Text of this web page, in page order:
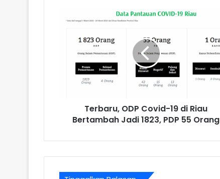
Terbaru, ODP Covid-19 di Riau
Bertambah Jadi 1823, PDP 55 Orang